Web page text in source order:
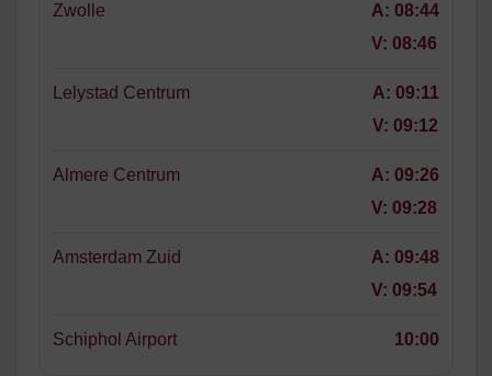
Zwolle A: 08:44
V: 08:46
Lelystad Centrum A: 09:11
V: 09:12
Almere Centrum A: 09:26
V: 09:28
Amsterdam Zuid A: 09:48
V: 09:54
Schiphol Airport 10:00